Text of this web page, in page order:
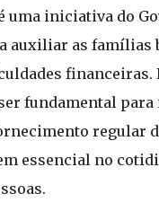
uma iniciativa do
auxiliar as famílias
financeiras.
fundamental
regular
essencial no